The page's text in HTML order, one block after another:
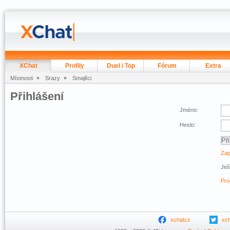
XChat Profily Duel / Top Fórum Extra
Místnosti Srazy Smajlíci
Přihlášení
Jméno:
Heslo:
xchatcz